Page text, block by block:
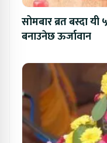
सोमबार ब्रत बस्दा
बनाउनेछ ऊर्जावान